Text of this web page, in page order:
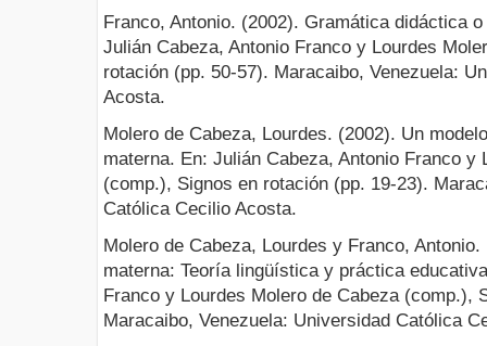
Franco, Antonio. (2002). Gramática didáctica
Julián Cabeza, Antonio Franco y Lourdes
rotación (pp. 50-57). Maracaibo, Venezuela:
Acosta.
Molero de Cabeza, Lourdes. (2002). Un
materna. En: Julián Cabeza, Antonio Franco y
(comp.), Signos en rotación (pp. 19-23).
Católica Cecilio Acosta.
Molero de Cabeza, Lourdes y Franco,
materna: Teoría lingüística y práctica
Franco y Lourdes Molero de Cabeza (comp.),
Maracaibo, Venezuela: Universidad Católica